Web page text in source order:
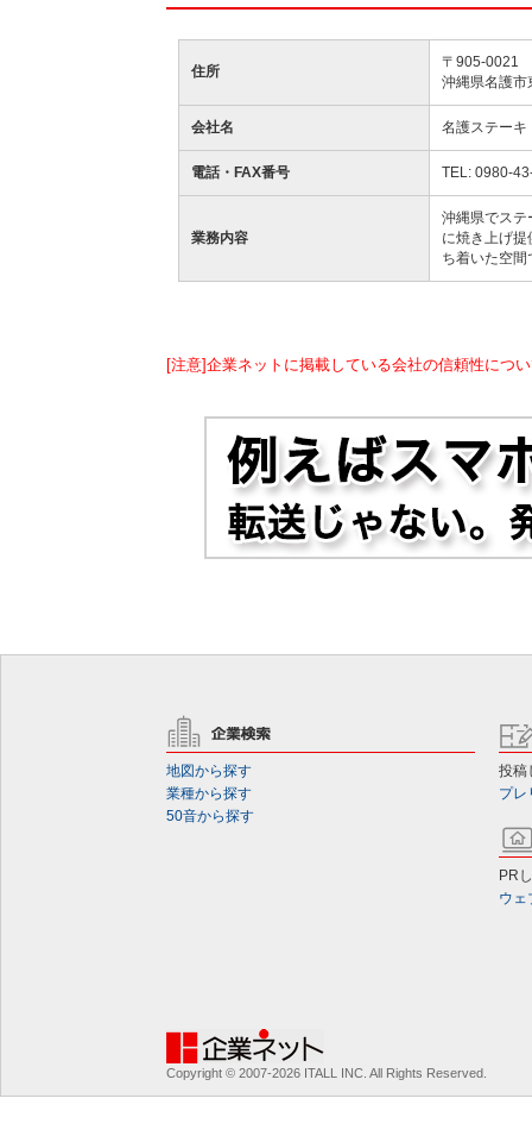
住所
〒905-0021
沖縄県名護
会社名 名護ステーキ
電話・FAX番号 TEL: 0980-
業務内容
沖縄県でステ
に焼き上げ
ち着いた空
[注意]企業ネットに掲載している会社の信頼性につ
地図から探す
業種から探す
50音から探す
投稿
プレ
PR
ウェ
Copyright © 2007-2026 ITALL INC. All Rights Reserved.